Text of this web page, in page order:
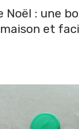
Noël : une
et